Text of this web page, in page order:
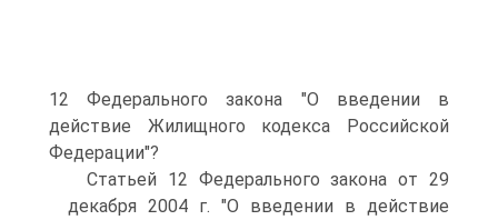
12 Федерального закона "О введении в
действие Жилищного кодекса Российской
Федерации"?
Статьей 12 Федерального закона от 29
декабря 2004 г. "О введении в действие